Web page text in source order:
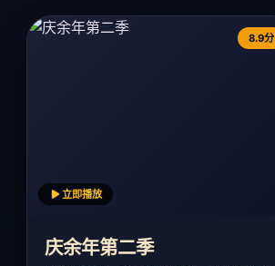
8.9分
立即播放
庆余年第二季